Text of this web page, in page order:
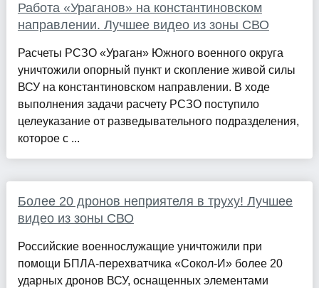
Работа «Ураганов» на константиновском
направлении. Лучшее видео из зоны СВО
Расчеты РСЗО «Ураган» Южного военного округа
уничтожили опорный пункт и скопление живой силы
ВСУ на константиновском направлении. В ходе
выполнения задачи расчету РСЗО поступило
целеуказание от разведывательного подразделения,
которое с ...
Более 20 дронов неприятеля в труху! Лучшее
видео из зоны СВО
Российские военнослужащие уничтожили при
помощи БПЛА-перехватчика «Сокол-И» более 20
ударных дронов ВСУ, оснащенных элементами